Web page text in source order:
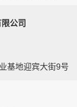
公司
基地迎宾大街9号